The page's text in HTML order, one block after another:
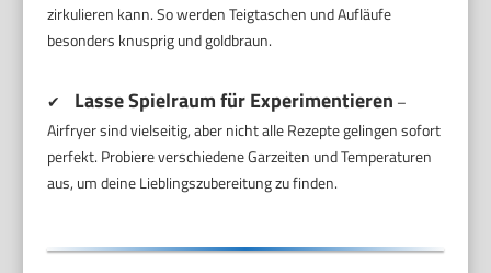
zirkulieren kann. So werden Teigtaschen und Aufläufe
besonders knusprig und goldbraun.
✔ Lasse Spielraum für Experimentieren –
Airfryer sind vielseitig, aber nicht alle Rezepte gelingen sofort
perfekt. Probiere verschiedene Garzeiten und Temperaturen
aus, um deine Lieblingszubereitung zu finden.